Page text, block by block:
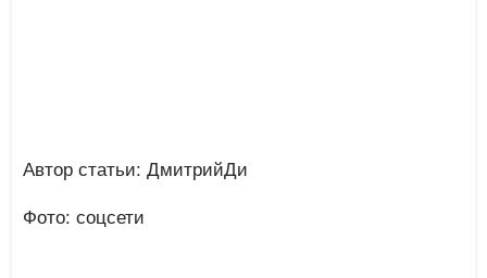
Автор статьи: ДмитрийДи
Фото: соцсети